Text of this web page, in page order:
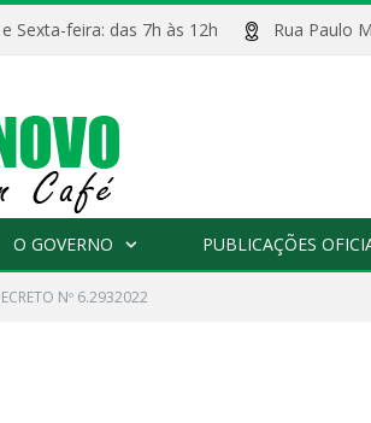
e Sexta-feira: das 7h às 12h Rua Paulo
O GOVERNO PUBLICAÇÕES
Nº 6.2932022